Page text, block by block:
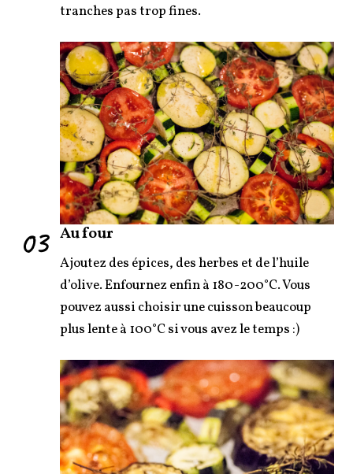
tranches pas trop fines.
03 Au four
Ajoutez des épices, des herbes et de l’huile
d’olive. Enfournez enfin à 180-200°C. Vous
pouvez aussi choisir une cuisson beaucoup
plus lente à 100°C si vous avez le temps :)